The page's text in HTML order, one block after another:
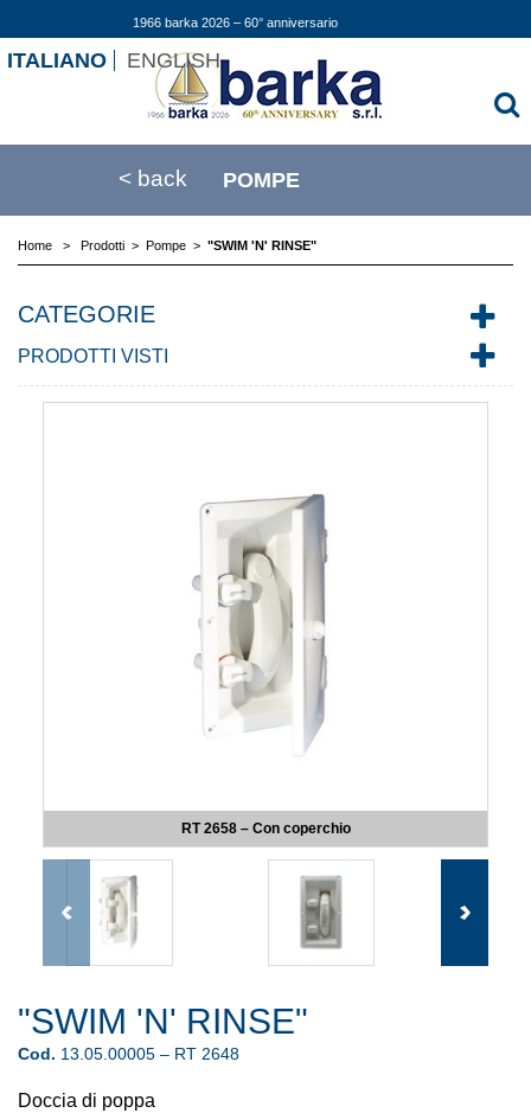
1966 barka 2026 – 60° anniversario
ITALIANO ENGLISH
< back POMPE
Home > Prodotti > Pompe > "SWIM 'N' RINSE"
CATEGORIE
PRODOTTI VISTI
RT 2658 – Con coperchio
"SWIM 'N' RINSE"
Cod. 13.05.00005 – RT 2648
Doccia di poppa